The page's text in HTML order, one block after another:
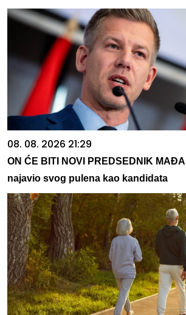
08. 08. 2026 21:29
ON ĆE BITI NOVI PREDSEDNIK
najavio svog pulena kao kandidata